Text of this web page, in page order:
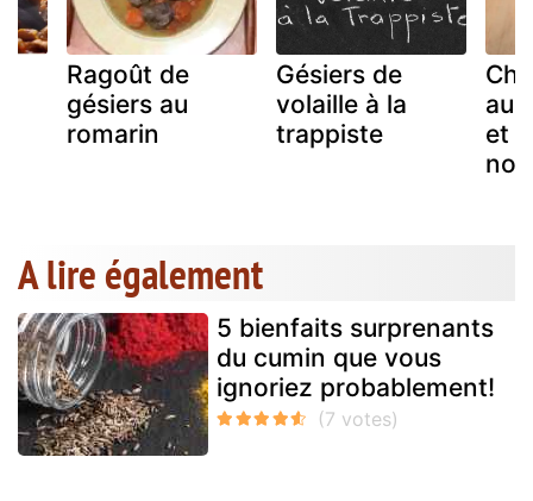
Ragoût de
gésiers au
romarin
Gésiers de
volaille à la
trappiste
au
et
A lire également
5 bienfaits surprenants
du cumin que vous
ignoriez probablement!